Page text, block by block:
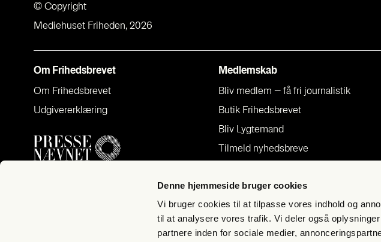
Denne hjemmeside bruger cookies
Vi bruger cookies til at tilpasse vores indhold og
til at analysere vores trafik. Vi deler også
partnere inden for sociale medier,
Om Fri­heds­bre­vet
Om Fri­heds­bre­vet
Udgi­ve­rer­klæ­ring
Med­lem­skab
Bliv med­lem – få fri jour­na­li­stik
Butik Fri­heds­bre­vet
Bliv Lyg­te­mand
Til­meld nyheds­bre­ve
Han­dels­be­tin­gel­ser og
Mediehuset Friheden, 2026
© Copyright